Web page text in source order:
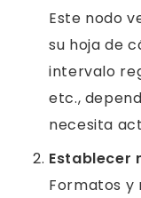
Este nodo
su hoja de
intervalo
etc.,
necesita
Establecer
Formatos y